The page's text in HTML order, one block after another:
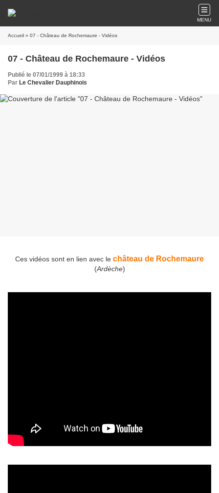
MENU
Accueil » 07 - Château de Rochemaure - Vidéos
07 - Château de Rochemaure - Vidéos
Publié le 07/01/1999 à 18:33
Par Le Chevalier Dauphinois
Ces vidéos sont en lien avec le château de Rochemaure
(Ardèche)